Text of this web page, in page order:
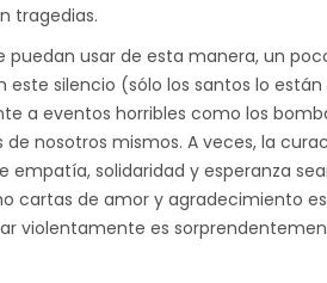
tragedias.
puedan usar de esta manera, un
silencio (sólo los santos lo
a eventos horribles como los
nosotros mismos. A veces, la
empatía, solidaridad y esperanza
cartas de amor y agradecimiento
violentamente es